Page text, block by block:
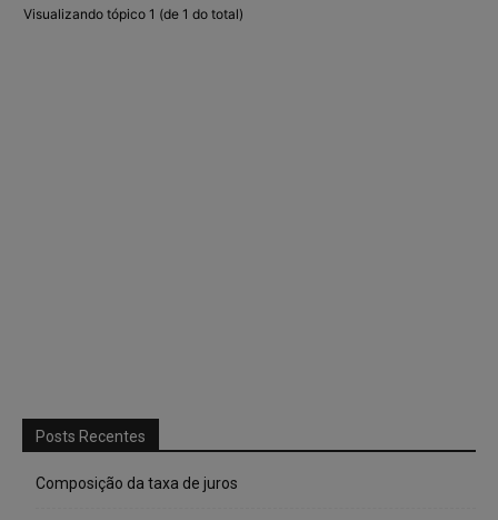
Visualizando tópico 1 (de 1 do total)
Posts Recentes
Composição da taxa de juros